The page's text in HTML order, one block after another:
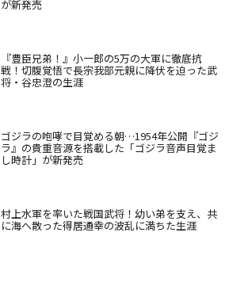
が新発売
『豊臣兄弟！』小一郎の5万の大軍に徹底抗
戦！切腹覚悟で長宗我部元親に降伏を迫った武
将・谷忠澄の生涯
ゴジラの咆哮で目覚める朝…1954年公開『ゴジ
ラ』の貴重音源を搭載した「ゴジラ音声目覚ま
し時計」が新発売
村上水軍を率いた戦国武将！幼い弟を支え、共
に海へ散った得居通幸の波乱に満ちた生涯